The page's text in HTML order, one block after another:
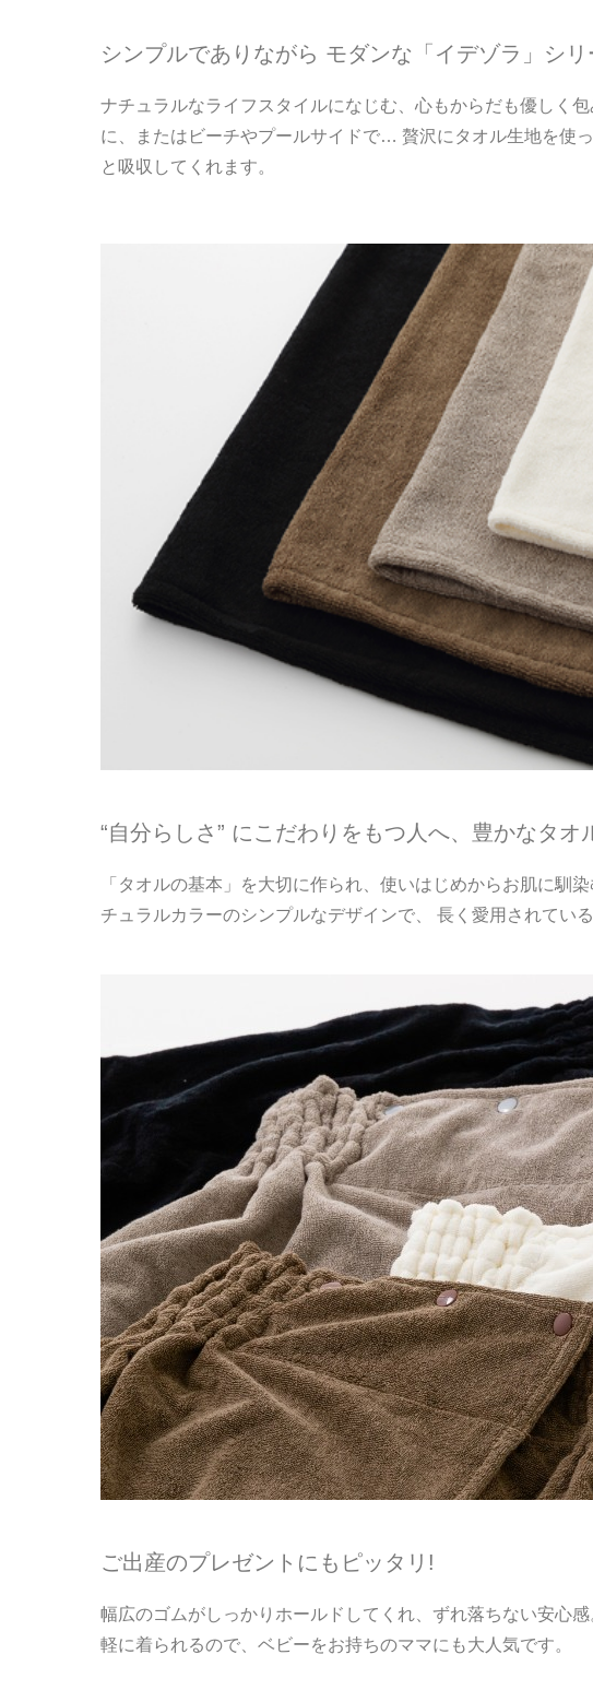
シンプルでありながら モダンな「イデゾラ」シリ
ナチュラルなライフスタイルになじむ、心もからだも優しく
に、またはビーチやプールサイドで… 贅沢にタオル生地を使
と吸収してくれます。
“自分らしさ” にこだわりをもつ人へ、豊かなタオ
「タオルの基本」を大切に作られ、使いはじめからお肌に馴
チュラルカラーのシンプルなデザインで、 長く愛用されてい
ご出産のプレゼントにもピッタリ!
幅広のゴムがしっかりホールドしてくれ、ずれ落ちない安心
軽に着られるので、ベビーをお持ちのママにも大人気です。